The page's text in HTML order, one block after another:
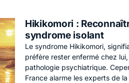
Hikikomori :
syndrome isolant
Le syndrome Hikikomori,
préfère rester enfermé chez
pathologie psychiatrique.
France alarme les experts de